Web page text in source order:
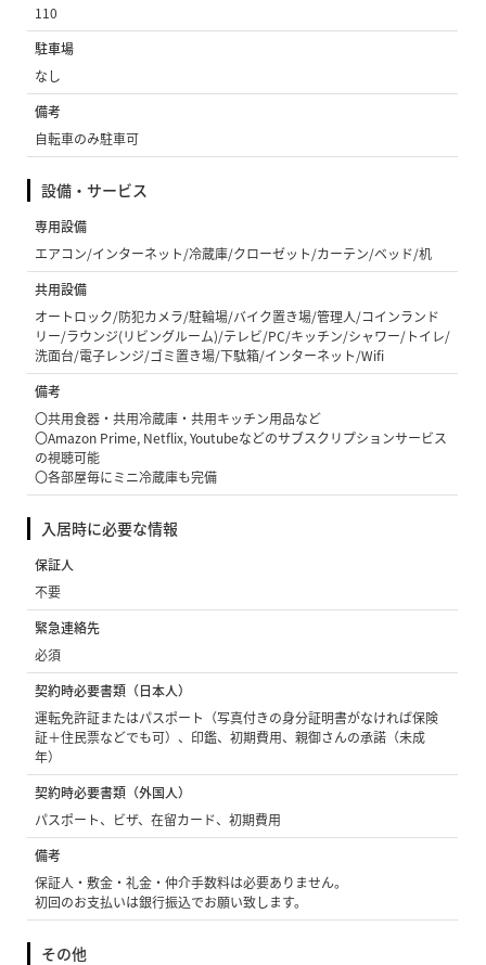
110
駐車場
なし
備考
自転車のみ駐車可
設備・サービス
専用設備
エアコン/インターネット/冷蔵庫/クローゼット/カーテン/ベッド/机
共用設備
オートロック/防犯カメラ/駐輪場/バイク置き場/管理人/コインランド
リー/ラウンジ(リビングルーム)/テレビ/PC/キッチン/シャワー/トイレ/
洗面台/電子レンジ/ゴミ置き場/下駄箱/インターネット/Wifi
備考
〇共用食器・共用冷蔵庫・共用キッチン用品など
〇Amazon Prime, Netflix, Youtubeなどのサブスクリプションサービス
の視聴可能
〇各部屋毎にミニ冷蔵庫も完備
入居時に必要な情報
保証人
不要
緊急連絡先
必須
契約時必要書類（日本人）
運転免許証またはパスポート（写真付きの身分証明書がなければ保険
証＋住民票などでも可）、印鑑、初期費用、親御さんの承諾（未成
年）
契約時必要書類（外国人）
パスポート、ビザ、在留カード、初期費用
備考
保証人・敷金・礼金・仲介手数料は必要ありません。
初回のお支払いは銀行振込でお願い致します。
その他